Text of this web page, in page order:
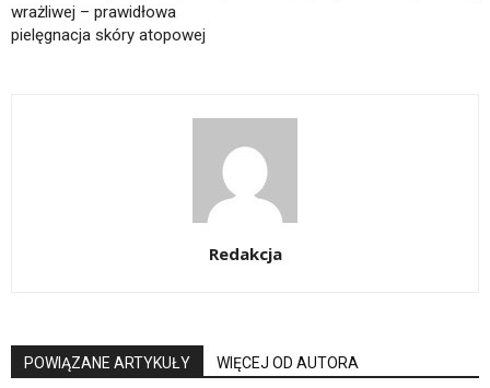
wrażliwej – prawidłowa
pielęgnacja skóry atopowej
Redakcja
POWIĄZANE ARTYKUŁY WIĘCEJ OD AUTORA